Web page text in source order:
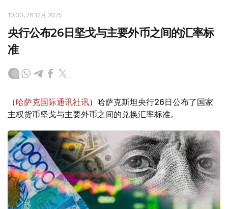
10:30, 26 12月 2025
央行公布26日坚戈与主要外币之间的汇率标
准
（哈萨克国际通讯社讯）哈萨克斯坦央行26日公布了国家
主权货币坚戈与主要外币之间的兑换汇率标准。